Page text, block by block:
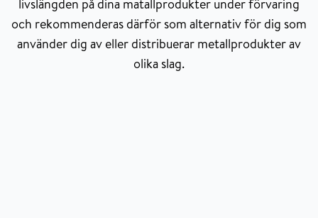
livslängden på dina matallprodukter under förvaring
och rekommenderas därför som alternativ för dig som
använder dig av eller distribuerar metallprodukter av
olika slag.